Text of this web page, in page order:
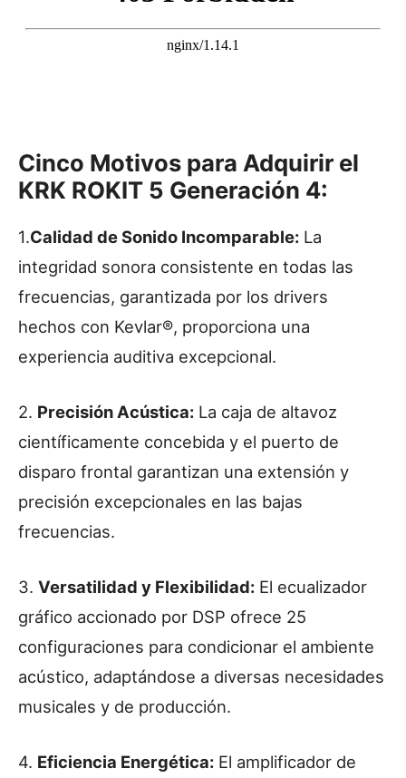
Cinco Motivos para Adquirir el
KRK ROKIT 5 Generación 4:
1.Calidad de Sonido Incomparable: La
integridad sonora consistente en todas las
frecuencias, garantizada por los drivers
hechos con Kevlar®, proporciona una
experiencia auditiva excepcional.
2. Precisión Acústica: La caja de altavoz
científicamente concebida y el puerto de
disparo frontal garantizan una extensión y
precisión excepcionales en las bajas
frecuencias.
3. Versatilidad y Flexibilidad: El ecualizador
gráfico accionado por DSP ofrece 25
configuraciones para condicionar el ambiente
acústico, adaptándose a diversas necesidades
musicales y de producción.
4. Eficiencia Energética: El amplificador de